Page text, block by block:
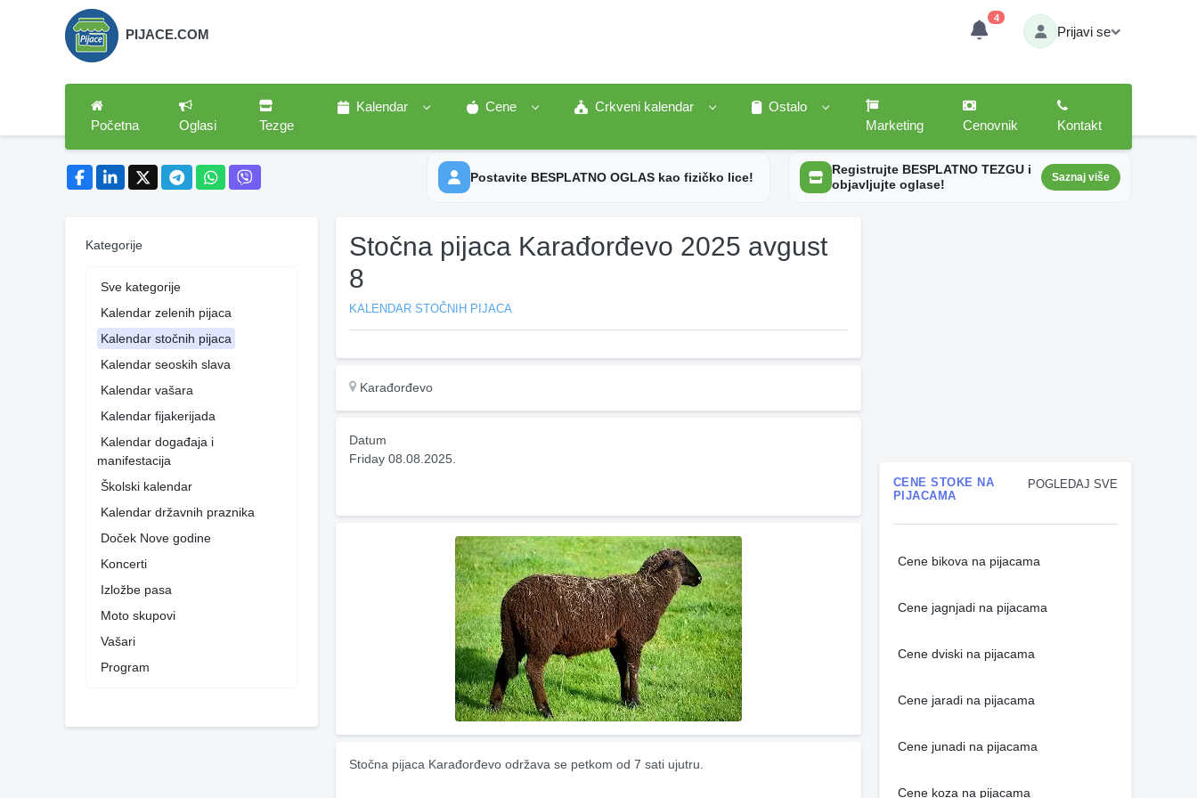
PIJACE.COM
4
Prijavi se
Početna Oglasi Tezge
Kalendar Cene Crkveni kalendar
Ostalo
Marketing
Cenovnik Kontakt
Postavite BESPLATNO OGLAS kao fizičko lice!
Registrujte BESPLATNO TEZGU i
objavljujte oglase!
Saznaj više
Kategorije
Sve kategorije
Kalendar zelenih pijaca
Kalendar stočnih pijaca
Kalendar seoskih slava
Kalendar vašara
Kalendar fijakerijada
Kalendar događaja i
manifestacija
Školski kalendar
Kalendar državnih praznika
Doček Nove godine
Koncerti
Izložbe pasa
Moto skupovi
Vašari
Program
Stočna pijaca Karađorđevo 2025 avgust
8
KALENDAR STOČNIH PIJACA
Karađorđevo
Datum
Friday 08.08.2025.
Stočna pijaca Karađorđevo održava se petkom od 7 sati ujutru.
POGLEDAJ SVE
CENE STOKE NA
PIJACAMA
Cene bikova na pijacama
Cene jagnjadi na pijacama
Cene dviski na pijacama
Cene jaradi na pijacama
Cene junadi na pijacama
Cene koza na pijacama